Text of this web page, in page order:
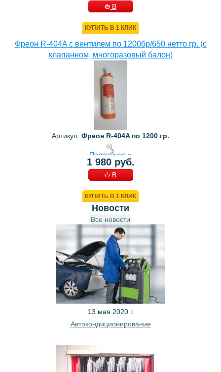
В
КУПИТЬ В 1 КЛИК
Фреон R-404A с вентилем по 1200бр/650 нетто гр. (с
клапанном, многоразовый балон)
Артикул: Фреон R-404A по 1200 гр.
Подробнее »
1 980 руб.
В
КУПИТЬ В 1 КЛИК
Новости
Все новости
13 мая 2020 г.
Автокондиционирование